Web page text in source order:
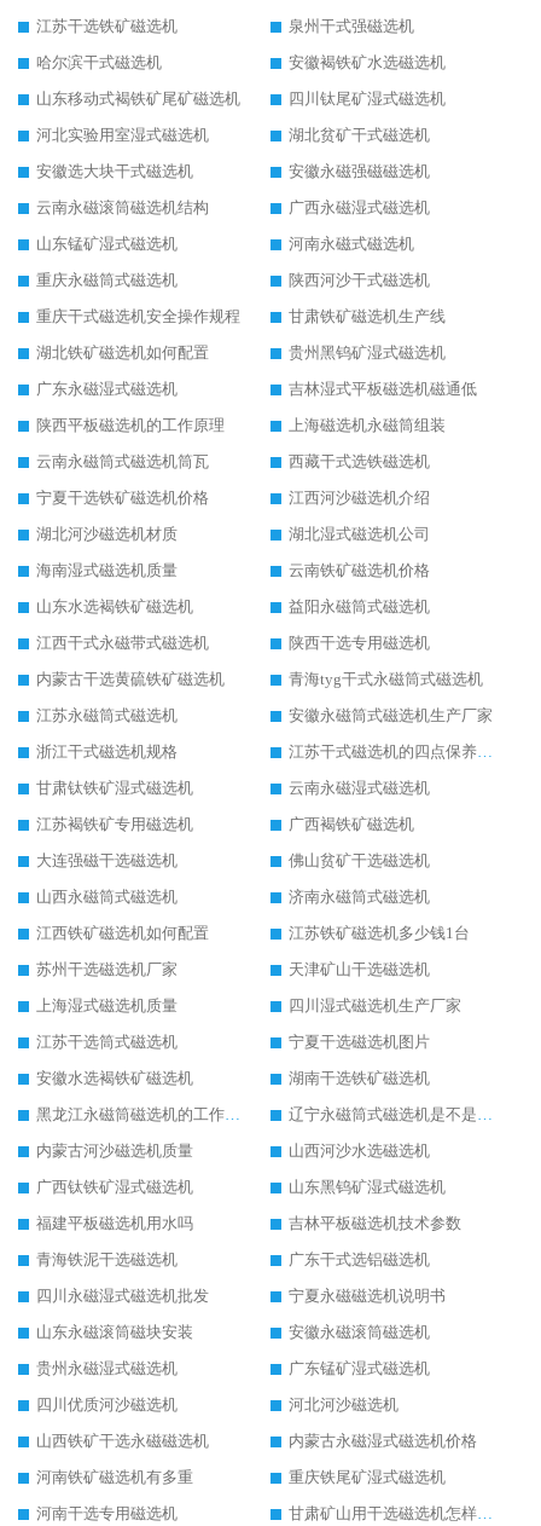
江苏干选铁矿磁选机
泉州干式强磁选机
哈尔滨干式磁选机
安徽褐铁矿水选磁选机
山东移动式褐铁矿尾矿磁选机
四川钛尾矿湿式磁选机
河北实验用室湿式磁选机
湖北贫矿干式磁选机
安徽选大块干式磁选机
安徽永磁强磁磁选机
云南永磁滚筒磁选机结构
广西永磁湿式磁选机
山东锰矿湿式磁选机
河南永磁式磁选机
重庆永磁筒式磁选机
陕西河沙干式磁选机
重庆干式磁选机安全操作规程
甘肃铁矿磁选机生产线
湖北铁矿磁选机如何配置
贵州黑钨矿湿式磁选机
广东永磁湿式磁选机
吉林湿式平板磁选机磁通低
陕西平板磁选机的工作原理
上海磁选机永磁筒组装
云南永磁筒式磁选机筒瓦
西藏干式选铁磁选机
宁夏干选铁矿磁选机价格
江西河沙磁选机介绍
湖北河沙磁选机材质
湖北湿式磁选机公司
海南湿式磁选机质量
云南铁矿磁选机价格
山东水选褐铁矿磁选机
益阳永磁筒式磁选机
江西干式永磁带式磁选机
陕西干选专用磁选机
内蒙古干选黄硫铁矿磁选机
青海tyg干式永磁筒式磁选机
江苏永磁筒式磁选机
安徽永磁筒式磁选机生产厂家
浙江干式磁选机规格
江苏干式磁选机的四点保养秘籍
甘肃钛铁矿湿式磁选机
云南永磁湿式磁选机
江苏褐铁矿专用磁选机
广西褐铁矿磁选机
大连强磁干选磁选机
佛山贫矿干选磁选机
山西永磁筒式磁选机
济南永磁筒式磁选机
江西铁矿磁选机如何配置
江苏铁矿磁选机多少钱1台
苏州干选磁选机厂家
天津矿山干选磁选机
上海湿式磁选机质量
四川湿式磁选机生产厂家
江苏干选筒式磁选机
宁夏干选磁选机图片
安徽水选褐铁矿磁选机
湖南干选铁矿磁选机
黑龙江永磁筒磁选机的工作原理
辽宁永磁筒式磁选机是不是强磁
内蒙古河沙磁选机质量
山西河沙水选磁选机
广西钛铁矿湿式磁选机
山东黑钨矿湿式磁选机
福建平板磁选机用水吗
吉林平板磁选机技术参数
青海铁泥干选磁选机
广东干式选铝磁选机
四川永磁湿式磁选机批发
宁夏永磁磁选机说明书
山东永磁滚筒磁块安装
安徽永磁滚筒磁选机
贵州永磁湿式磁选机
广东锰矿湿式磁选机
四川优质河沙磁选机
河北河沙磁选机
山西铁矿干选永磁磁选机
内蒙古永磁湿式磁选机价格
河南铁矿磁选机有多重
重庆铁尾矿湿式磁选机
河南干选专用磁选机
甘肃矿山用干选磁选机怎样调磁